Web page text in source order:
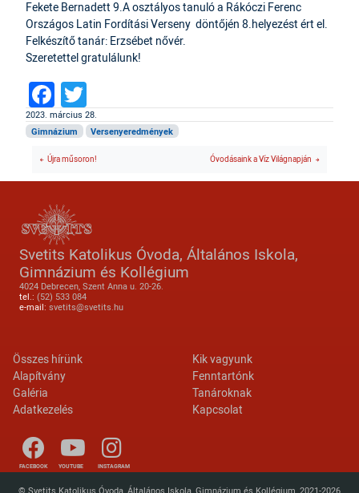
Fekete Bernadett 9.A osztályos tanuló a Rákóczi Ferenc
Országos Latin Fordítási Verseny döntőjén 8.helyezést ért el.
Felkészítő tanár: Erzsébet nővér.
Szeretettel gratulálunk!
Facebook
2023. március 28.
Gimnázium Versenyeredmények
Újra műsoron! Óvodásaink a Víz Világnapján
Svetits Katolikus Óvoda, Általános Iskola,
Gimnázium és Kollégium
4024 Debrecen, Szent Anna u. 20-26.
tel.: (52) 533 084
e-mail: svetits@svetits.hu
Lábléc 2
Összes hírünk
Alapítvány
Galéria
Adatkezelés
Footer menu
Kik vagyunk
Fenntartónk
Tanároknak
Kapcsolat
FACEBOOK YOUTUBE INSTAGRAM
© Svetits Katolikus Óvoda, Általános Iskola, Gimnázium és Kollégium, 2021-2026